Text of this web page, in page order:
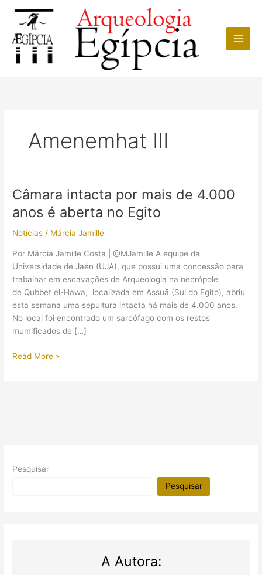
conteúdo
Amenemhat III
Câmara intacta por mais de 4.000
anos é aberta no Egito
Notícias / Márcia Jamille
Por Márcia Jamille Costa | @MJamille A equipe da
Universidade de Jaén (UJA), que possui uma concessão para
trabalhar em escavações de Arqueologia na necrópole
de Qubbet el-Hawa, localizada em Assuã (Sul do Egito), abriu
esta semana uma sepultura intacta há mais de 4.000 anos.
No local foi encontrado um sarcófago com os restos
mumificados de […]
Câmara
no
Read More »
Pesquisar
Pesquisar
A Autora: